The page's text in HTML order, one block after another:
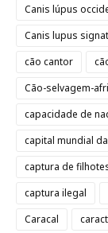
Canis lúpus
Canis lupus
cão cantor
Cão-selvagem-
capacidade de
capital mundial
captura de
captura ilegal
Caracal